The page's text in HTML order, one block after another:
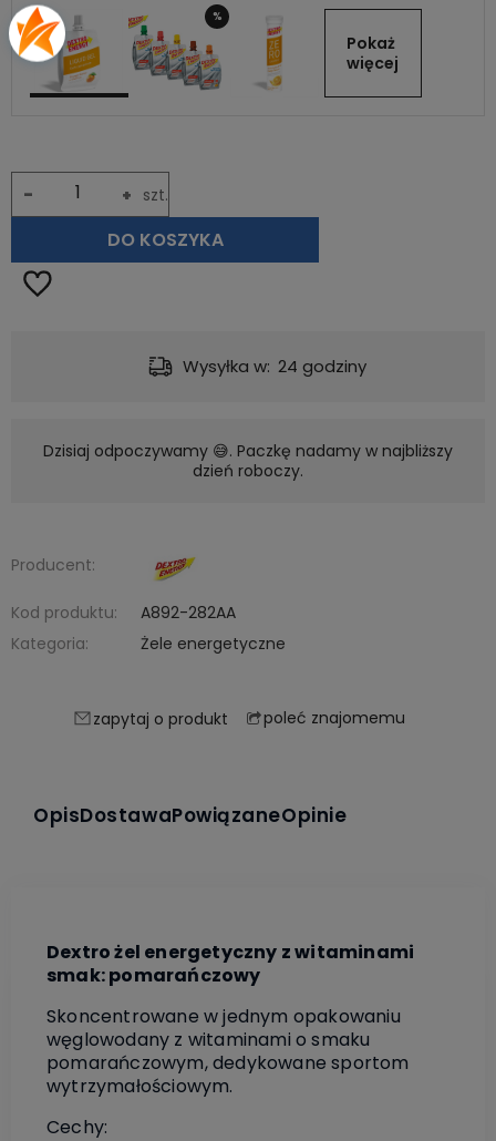
%
Pokaż
więcej
+
- szt.
DO KOSZYKA
Wysyłka w: 24 godziny
Dzisiaj odpoczywamy 😅. Paczkę nadamy w najbliższy
dzień roboczy.
Producent:
Kod produktu:
A892-282AA
Kategoria:
Żele energetyczne
zapytaj o produkt poleć znajomemu
OpisDostawaPowiązaneOpinie
Dextro żel energetyczny z witaminami
smak: pomarańczowy
Skoncentrowane w jednym opakowaniu
węglowodany z witaminami o smaku
pomarańczowym, dedykowane sportom
wytrzymałościowym.
Cechy: